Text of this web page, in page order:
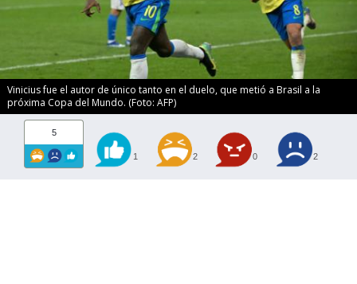
Vinicius fue el autor de único tanto en el duelo, que metió a Brasil a la
próxima Copa del Mundo. (Foto: AFP)
5
1 2 0 2